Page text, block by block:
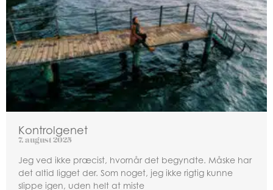
Kontrolgenet
7. august 2025
Jeg ved ikke præcist, hvornår det begyndte. Måske har
det altid ligget der. Som noget, jeg ikke rigtig kunne
slippe igen, uden helt at miste